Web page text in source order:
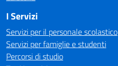
I Servizi
Servizi per il personale scolastico
Servizi per famiglie e studenti
Percorsi di studio